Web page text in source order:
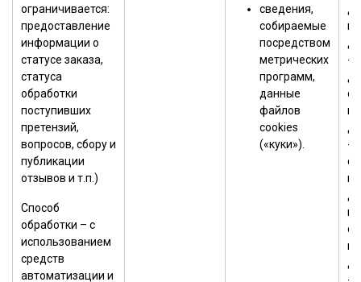
ограничивается:
предоставление
информации о
статусе заказа,
статуса
обработки
поступивших
претензий,
вопросов, сбору и
публикации
отзывов и т.п.)
Способ
обработки – с
использованием
средств
автоматизации и
сведения,
собираемые
посредством
метрических
программ,
данные
файлов
cookies
(«куки»).
-
-